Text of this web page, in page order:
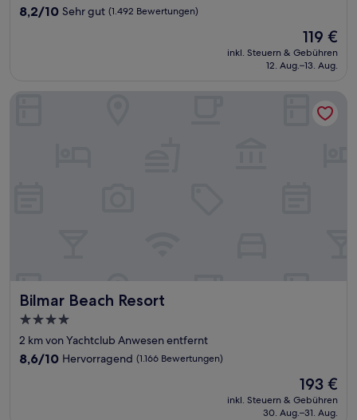
Unterkunft
8.2
Bewertungen)
8,2/10 Sehr gut (1.492 Bewertungen)
Der
Preis
beträgt
119 €
inkl. Steuern & Gebühren
12. Aug.–13. Aug.
Bilmar Beach Resort
Bilmar Beach Resort
4.0-
Sterne-
Unterkunft
2 km von Yachtclub Anwesen entfernt
8.6
8,6/10 Hervorragend (1.166 Bewertungen)
Der
Preis
beträgt
193 €
inkl. Steuern & Gebühren
30. Aug.–31. Aug.
Bilmar Beach Resort